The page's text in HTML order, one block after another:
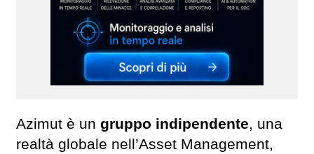
Azimut è un gruppo indipendente, una
realtà globale nell’Asset Management,